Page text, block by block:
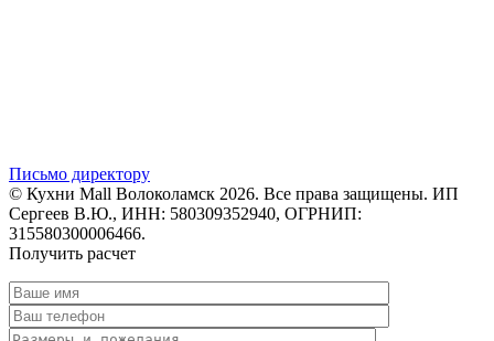
Письмо директору
© Кухни Mall Волоколамск 2026. Все права защищены. ИП
Сергеев В.Ю., ИНН: 580309352940, ОГРНИП:
315580300006466.
Получить расчет